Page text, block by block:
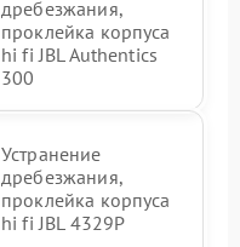
дребезжания,
проклейка корпуса
hi fi JBL Authentics
300
Устранение
дребезжания,
проклейка корпуса
hi fi JBL 4329P